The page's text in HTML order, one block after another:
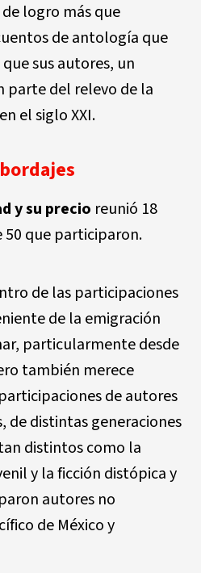
logro más que
de antología que
sus autores, un
parte del relevo de la
el siglo XXI.
y su precio reunió 18
50 que participaron.
de las participaciones
de la emigración
particularmente desde
también merece
de autores
de distintas generaciones
distintos como la
y la ficción distópica y
autores no
de México y